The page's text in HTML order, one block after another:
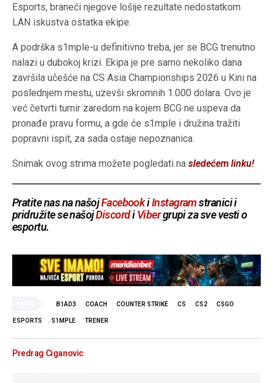
Esports, braneći njegove lošije rezultate nedostatkom
LAN iskustva ostatka ekipe.
A podrška s1mple-u definitivno treba, jer se BCG trenutno
nalazi u dubokoj krizi. Ekipa je pre samo nekoliko dana
završila učešće na CS Asia Championships 2026 u Kini na
poslednjem mestu, uzevši skromnih 1.000 dolara. Ovo je
već četvrti turnir zaredom na kojem BCG ne uspeva da
pronađe pravu formu, a gde će s1mple i družina tražiti
popravni ispit, za sada ostaje nepoznanica.
Snimak ovog strima možete pogledati nasledećem linku!
Pratite nas na našojFacebookiInstagramstranici i
pridružite se našojDiscordiVibergrupi za sve vesti o
esportu.
B1AD3 COACH COUNTER STRIKE CS CS2 CSGO
ESPORTS S1MPLE TRENER
Predrag Ciganovic